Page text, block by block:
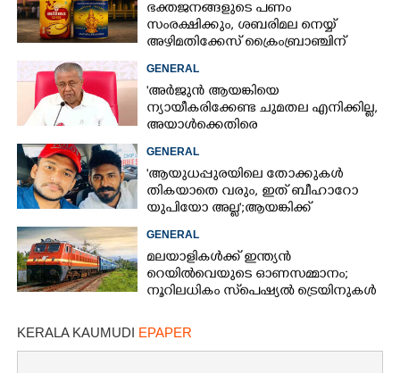
ഭക്തജനങ്ങളുടെ പണം
സംരക്ഷിക്കും, ശബരിമല നെയ്യ്
അഴിമതിക്കേസ് ക്രൈംബ്രാഞ്ചിന്
വിടുമെന്ന് കെ മുരളീധരൻ
GENERAL
'അർജുൻ ആയങ്കിയെ
ന്യായീകരിക്കേണ്ട ചുമതല എനിക്കില്ല,
അയാൾക്കെതിരെ
നടപടിയെടുത്തോട്ടെ'
GENERAL
'ആയുധപ്പുരയിലെ തോക്കുകൾ
തികയാതെ വരും, ഇത് ബീഹാറോ
യുപിയോ അല്ല';ആയങ്കിക്ക്
പിന്തുണയുമായി ആകാശ് തില്ലങ്കേരി
GENERAL
മലയാളികൾക്ക് ഇന്ത്യൻ
റെയിൽവെയുടെ ഓണസമ്മാനം;
നൂറിലധികം സ്‌പെഷ്യൽ ട്രെയിനുകൾ
KERALA KAUMUDI EPAPER